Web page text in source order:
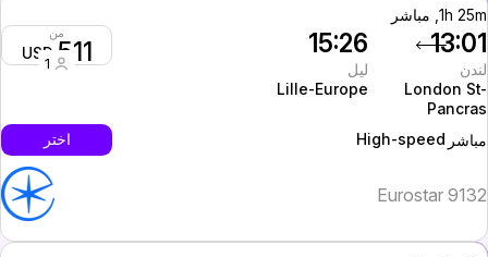
1h 25m, مباشر
13:01
لندن
London St-
Pancras
15:26
ليل
Lille-Europe
من
511
USD
1
مباشر High-speed اختر
Eurostar 9132